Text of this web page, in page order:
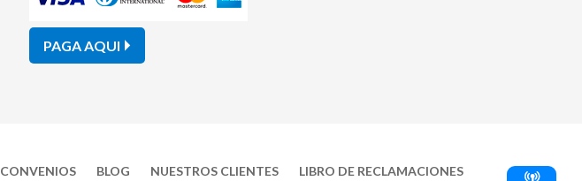
PAGA AQUI
CONVENIOS BLOG NUESTROS CLIENTES LIBRO DE RECLAMACIONES